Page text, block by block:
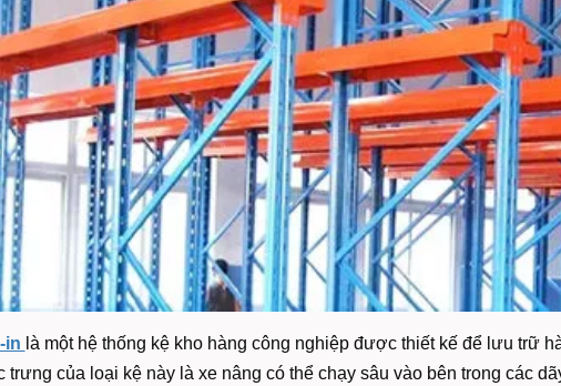
in là một hệ thống kệ kho hàng công nghiệp được thiết kế để lưu trữ
trưng của loại kệ này là xe nâng có thể chạy sâu vào bên trong các